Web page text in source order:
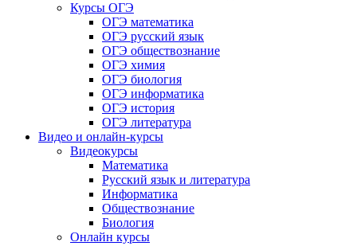
Курсы ОГЭ
ОГЭ математика
ОГЭ русский язык
ОГЭ обществознание
ОГЭ химия
ОГЭ биология
ОГЭ информатика
ОГЭ история
ОГЭ литература
Видео и онлайн-курсы
Видеокурсы
Математика
Русский язык и литература
Информатика
Обществознание
Биология
Онлайн курсы